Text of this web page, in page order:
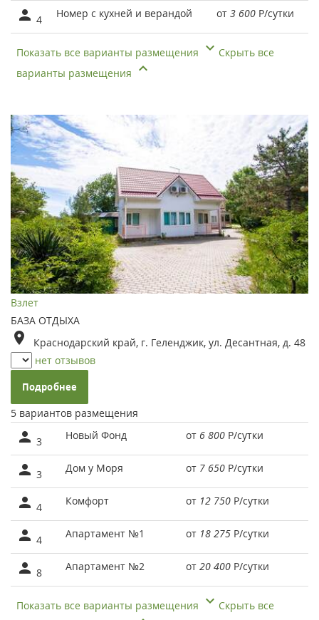
4 Номер с кухней и верандой от 3 600 Р/сутки
Показать все варианты размещения
Скрыть все
варианты размещения
Взлет
БАЗА ОТДЫХА
Краснодарский край, г. Геленджик, ул. Десантная, д. 48
нет отзывов
Подробнее
5 вариантов размещения
3 Новый Фонд от 6 800 Р/сутки
3 Дом у Моря от 7 650 Р/сутки
4 Комфорт от 12 750 Р/сутки
4 Апартамент №1 от 18 275 Р/сутки
8 Апартамент №2 от 20 400 Р/сутки
Показать все варианты размещения
Скрыть все